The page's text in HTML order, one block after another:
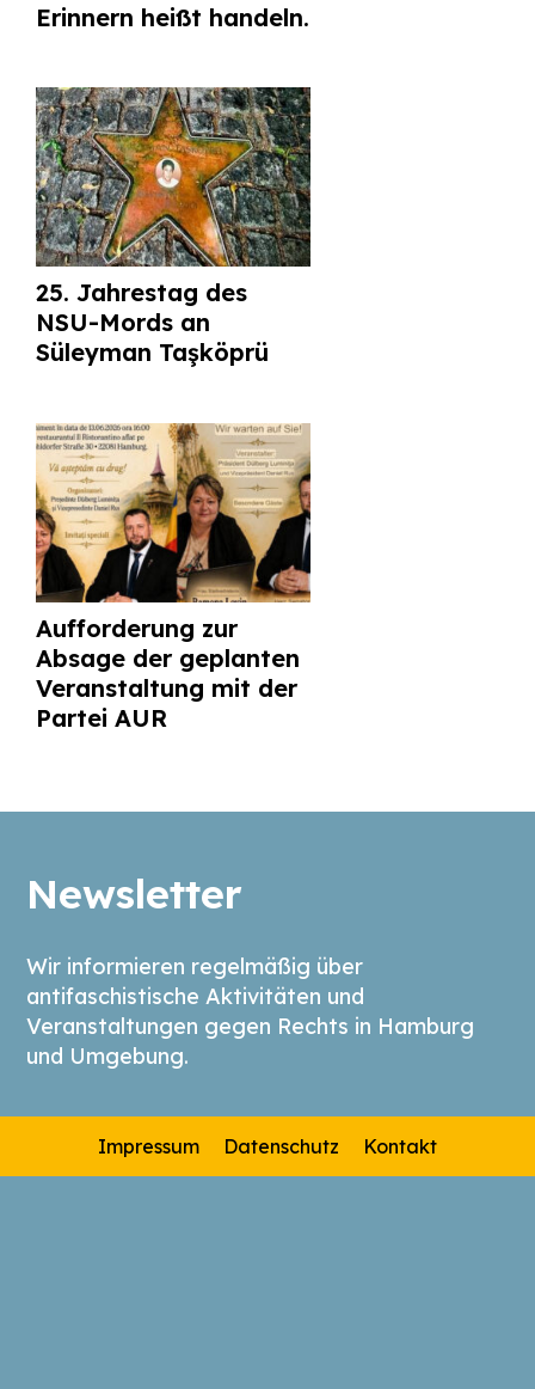
Erinnern heißt handeln.
25. Jahrestag des
NSU-Mords an
Süleyman Taşköprü
Aufforderung zur
Absage der geplanten
Veranstaltung mit der
Partei AUR
Newsletter
Wir informieren regelmäßig über
antifaschistische Aktivitäten und
Veranstaltungen gegen Rechts in Hamburg
und Umgebung.
Impressum Datenschutz Kontakt